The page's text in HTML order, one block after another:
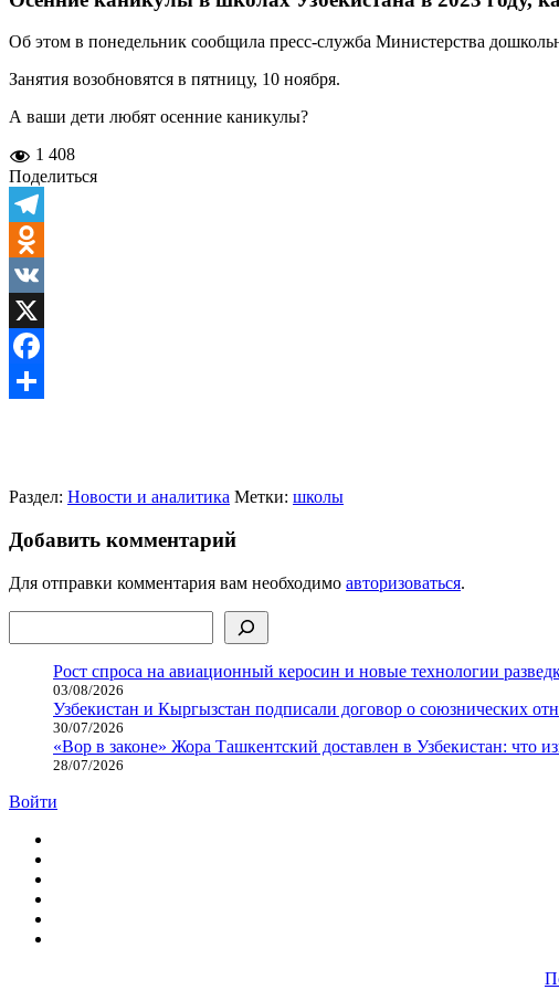
Об этом в понедельник сообщила пресс-служба Министерства
Занятия возобновятся в пятницу, 10 ноября.
А ваши дети любят осенние каникулы?
1 408
Поделиться
Telegram
Odnoklassniki
VK
X
Facebook
Раздел: Новости и аналитика Метки: школы
Добавить комментарий
Для отправки комментария вам необходимо авторизоваться.
Рост спроса на авиационный керосин и новые технологии
03/08/2026
Узбекистан и Кыргызстан подписали договор о союзнических
30/07/2026
«Вор в законе» Жора Ташкентский доставлен в Узбекистан: что
28/07/2026
Войти